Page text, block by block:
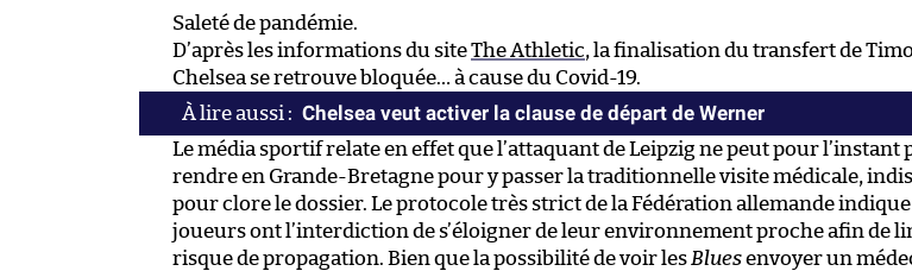
Saleté de pandémie.
D’après les informations du siteThe Athletic, la finalisation du transfert de
Chelsea se retrouve bloquée… à cause du Covid-19.
Chelsea veut activer la clause de départ de Werner
Le média sportif relate en effet que l’attaquant de Leipzig ne peut pour l’instant
rendre en Grande-Bretagne pour y passer la traditionnelle visite médicale,
pour clore le dossier. Le protocole très strict de la Fédération allemande indique
joueurs ont l’interdiction de s’éloigner de leur environnement proche afin de
risque de propagation. Bien que la possibilité de voir les Bluesenvoyer un